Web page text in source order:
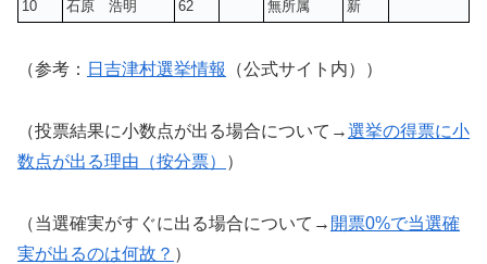
10
石原 浩明 62 無所属 新
（参考： 日吉津村選挙情報 （公式サイト内））
（投票結果に小数点が出る場合について→選挙の得票に小
数点が出る理由（按分票）
）
（当選確実がすぐに出る場合について→ 開票0%で当選確
実が出るのは何故？ ）